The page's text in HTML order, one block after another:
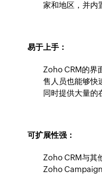
家和地区，并内
易于上手：
Zoho CRM的界
售人员也能够快
同时提供大量的
可扩展性强：
Zoho CRM与其
Zoho